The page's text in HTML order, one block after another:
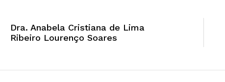
Dra. Anabela Cristiana de Lima
Ribeiro Lourenço Soares